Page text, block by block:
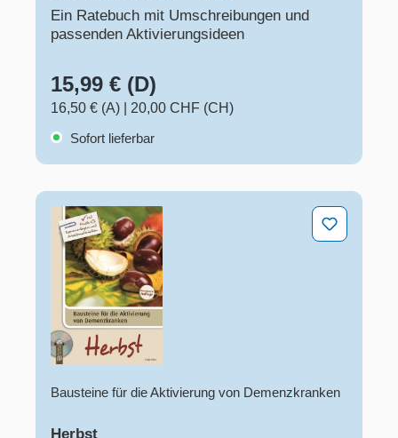
Ein Ratebuch mit Umschreibungen und
passenden Aktivierungsideen
15,99 € (D)
16,50 € (A)
20,00 CHF (CH)
Sofort lieferbar
Herbst
Bausteine für die Aktivierung von Demenzkranken
Herbst